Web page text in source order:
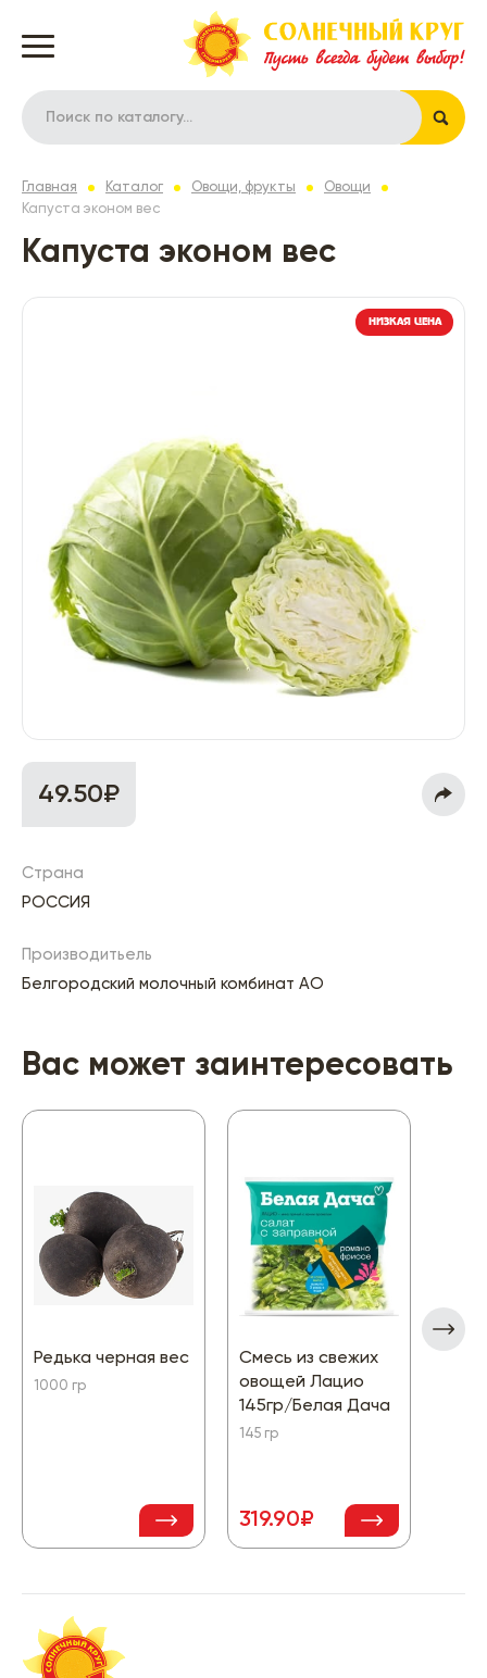
Главная Каталог Овощи, фрукты
Овощи
Капуста эконом вес
Капуста эконом вес
НИЗКАЯ ЦЕНА
49.50₽
Страна
РОССИЯ
Производитьель
Белгородский молочный комбинат АО
Вас может заинтересовать
Редька черная вес
1000 гр
Смесь из свежих
овощей Лацио
145гр/Белая Дача
145 гр
319.90₽